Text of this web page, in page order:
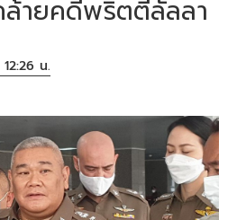
ายคดีพริตตี้ลัลลา
น.